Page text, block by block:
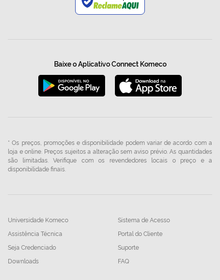
Baixe o Aplicativo Connect Komeco
* Os preços, promoções e disponibilidade podem variar de acordo com a
loja e online. Preços sujeitos a alteração sem aviso prévio. As quantidades
são limitadas. Verifique com os revendedores locais o preço e a
disponibilidade finais.
Universidade Komeco
Assistência Técnica
Seja Credenciado
Downloads
Sistema de Acesso
Portal do Cliente
Suporte
FAQ